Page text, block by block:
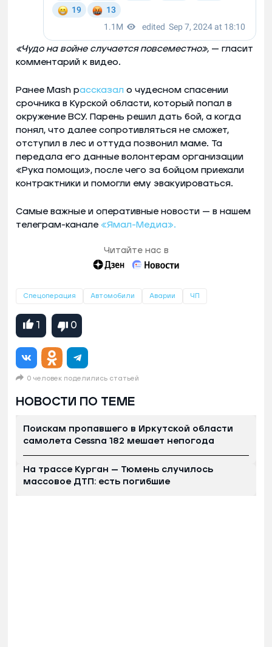
«Чудо на войне случается повсеместно», — гласит
комментарий к видео.
Ранее Mash рассказал о чудесном спасении
срочника в Курской области, который попал в
окружение ВСУ. Парень решил дать бой, а когда
понял, что далее сопротивляться не сможет,
отступил в лес и оттуда позвонил маме. Та
передала его данные волонтерам организации
«Рука помощи», после чего за бойцом приехали
контрактники и помогли ему эвакуироваться.
Самые важные и оперативные новости — в нашем
телеграм-канале «Ямал-Медиа».
Читайте нас в
Спецоперация Автомобили Аварии ЧП
1 0
0 человек поделились статьей
НОВОСТИ ПО ТЕМЕ
Поискам пропавшего в Иркутской области
самолета Cessna 182 мешает непогода
На трассе Курган — Тюмень случилось
массовое ДТП: есть погибшие